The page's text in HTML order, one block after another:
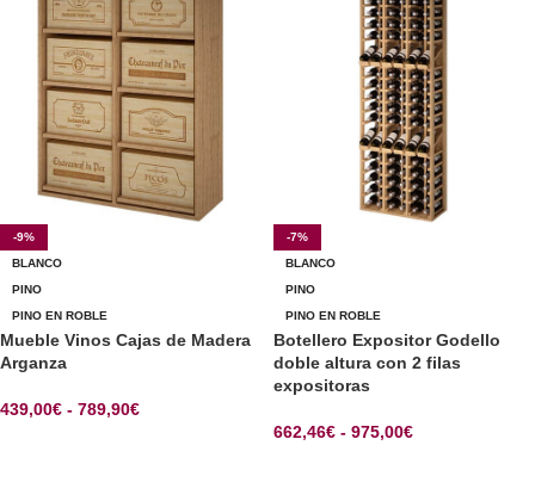
-9%
BLANCO
PINO
PINO EN ROBLE
Mueble Vinos Cajas de Madera
Arganza
439,00€ - 789,90€
-7%
BLANCO
PINO
PINO EN ROBLE
Botellero Expositor Godello
doble altura con 2 filas
expositoras
662,46€ - 975,00€